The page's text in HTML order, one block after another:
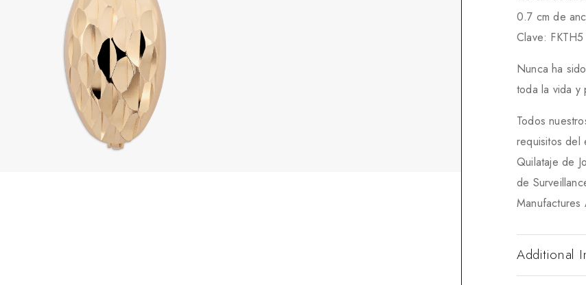
0.7 cm de
Clave: FKTH5
Nunca ha
toda la vida y
Todos
requisitos del
Quilataje de
de
Manufactures
Additional